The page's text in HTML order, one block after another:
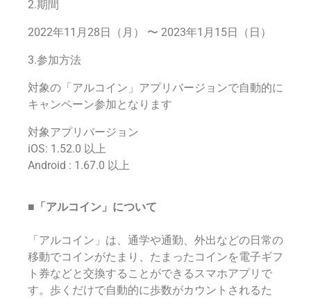
2.期間
2022年11月28日（月） 〜 2023年1月15日（日）
3.参加方法
対象の「アルコイン」アプリバージョンで自動的に
キャンペーン参加となります
対象アプリバージョン
iOS: 1.52.0 以上
Android : 1.67.0 以上
■「アルコイン」について
「アルコイン」は、通学や通勤、外出などの日常の
移動でコインがたまり、たまったコインを電子ギフ
ト券などと交換することができるスマホアプリで
す。歩くだけで自動的に歩数がカウントされるた